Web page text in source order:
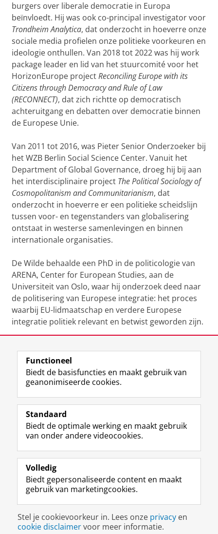
burgers over liberale democratie in Europa
beïnvloedt. Hij was ook co-principal investigator voor
Trondheim Analytica, dat onderzocht in hoeverre onze
sociale media profielen onze politieke voorkeuren en
ideologie onthullen. Van 2018 tot 2022 was hij work
package leader en lid van het stuurcomité voor het
HorizonEurope projectReconciling Europe with its
Citizens through Democracy and Rule of Law
(RECONNECT), dat zich richtte op democratisch
achteruitgang en debatten over democratie binnen
de Europese Unie.
Van 2011 tot 2016, was Pieter Senior Onderzoeker bij
het WZB Berlin Social Science Center. Vanuit het
Department of Global Governance, droeg hij bij aan
het interdisciplinaire project The Political Sociology of
Cosmopolitanism and Communitarianism, dat
onderzocht in hoeverre er een politieke scheidslijn
tussen voor- en tegenstanders van globalisering
ontstaat in westerse samenlevingen en binnen
internationale organisaties.
De Wilde behaalde een PhD in de politicologie van
ARENA, Center for European Studies, aan de
Universiteit van Oslo, waar hij onderzoek deed naar
de politisering van Europese integratie: het proces
waarbij EU-lidmaatschap en verdere Europese
integratie politiek relevant en betwist geworden zijn.
Laatst gewijzigd: 10 januari 2024 11:28
Volg de RUG
F
a
e
b
o
p
a
i
n
a
L
i
k
e
I
-
p
g
i
n
R
S
-
f
e
R
k
s
u
I
n
t
r
m
c
c
o
Y
o
T
e
k
a
a
Studiekiezers
Alumni
Over ons
Disclaimer & Copyright
Inloggen
Functioneel
Biedt de basisfuncties en maakt gebruik van
geanonimiseerde cookies.
Standaard
Biedt de optimale werking en maakt gebruik
van onder andere videocookies.
Volledig
Biedt gepersonaliseerde content en maakt
gebruik van marketingcookies.
Stel je cookievoorkeur in. Lees onze privacy en
cookie disclaimervoor meer informatie.